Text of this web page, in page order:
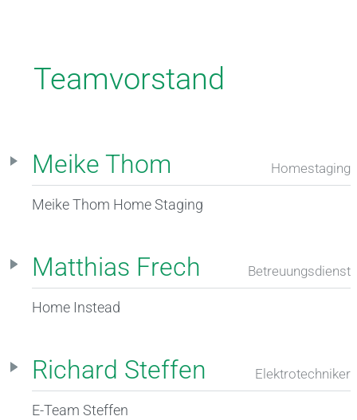
Teamvorstand
Meike Thom Homestaging
Meike Thom Home Staging
Matthias Frech Betreuungsdienst
Home Instead
Richard Steffen Elektrotechniker
E-Team Steffen